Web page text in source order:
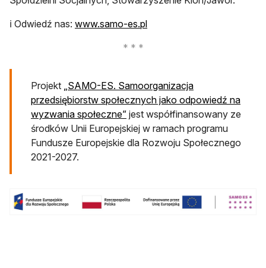
ℹ️ Odwiedź nas: www.samo-es.plotwiera się w nowej karcie
Projekt „SAMO-ES. Samoorganizacja
przedsiębiorstw społecznych jako odpowiedź na
wyzwania społeczne”otwiera się w nowej karcie
jest współfinansowany ze
środków Unii Europejskiej w ramach programu
Fundusze Europejskie dla Rozwoju Społecznego
2021-2027.